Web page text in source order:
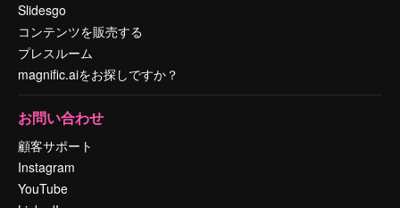
Slidesgo
コンテンツを販売する
プレスルーム
magnific.aiをお探しですか？
お問い合わせ
顧客サポート
Instagram
YouTube